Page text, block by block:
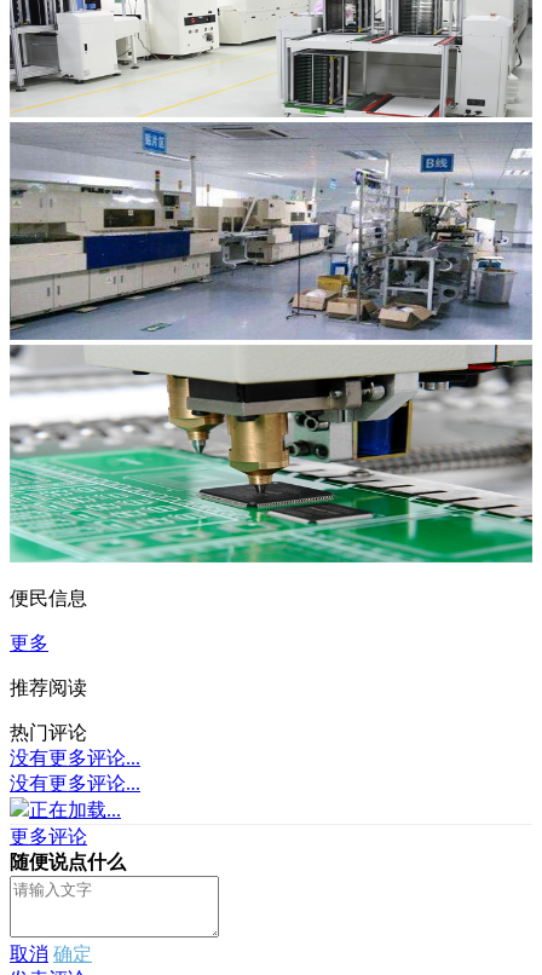
便民信息
更多
推荐阅读
热门评论
没有更多评论...
没有更多评论...
正在加载...
更多评论
随便说点什么
取消 确定